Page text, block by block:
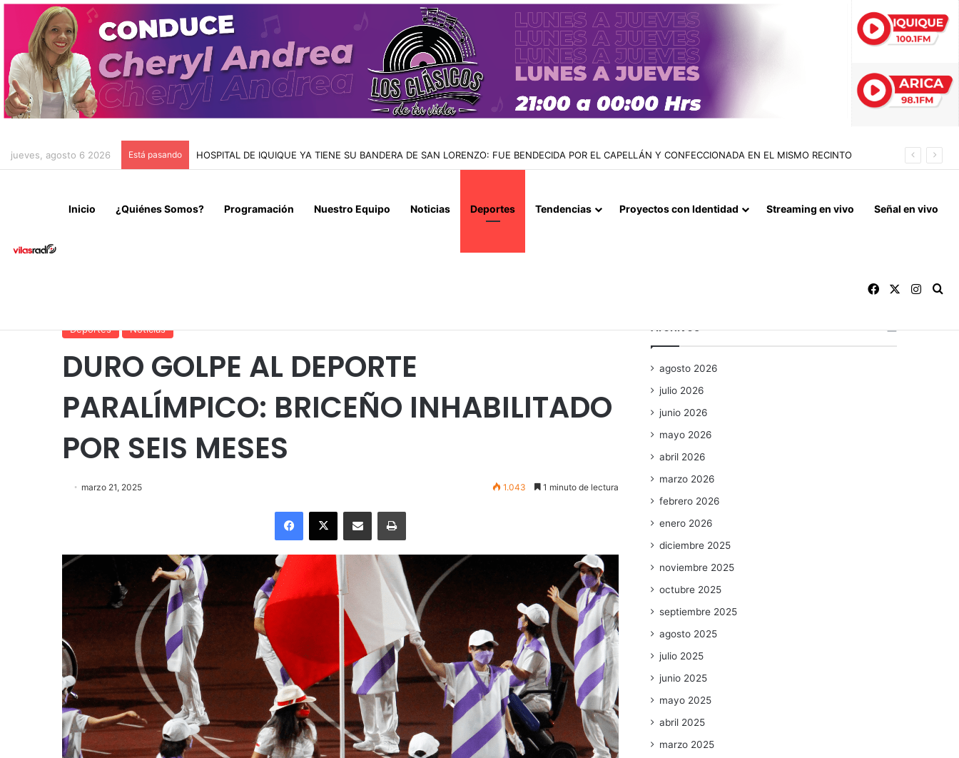
jueves, agosto 6 2026 Está pasando HOSPITAL DE IQUIQUE YA TIENE SU BANDERA DE SAN LORENZO: FUE BENDECIDA POR EL CAPELLÁN Y CONFECCIONADA EN EL MISMO RECINTO
Inicio ¿Quiénes Somos? Programación Nuestro Equipo Noticias Deportes Tendencias Proyectos con Identidad Streaming en vivo Señal en vivo
Facebook
Deportes Noticias
DURO GOLPE AL DEPORTE
PARALÍMPICO: BRICEÑO INHABILITADO
POR SEIS MESES
marzo 21, 2025 1.043 1 minuto de lectura
Facebook
X Enviar vía email Imprimir
Archivos
agosto 2026
julio 2026
junio 2026
mayo 2026
abril 2026
marzo 2026
febrero 2026
enero 2026
diciembre 2025
noviembre 2025
octubre 2025
septiembre 2025
agosto 2025
julio 2025
junio 2025
mayo 2025
abril 2025
marzo 2025